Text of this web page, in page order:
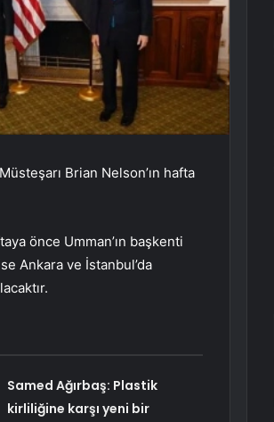
Brian Nelson’ın hafta
önce Umman’ın başkenti
Ankara ve İstanbul’da
Samed Ağırbaş: Plastik
kirliliğine karşı yeni bir